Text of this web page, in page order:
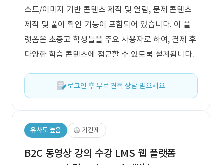
스트/이미지 기반 콘텐츠 제작 및 열람, 문제 콘텐츠
제작 및 풀이 확인 기능이 포함되어 있습니다. 이 플
랫폼은 초중고 학생들을 주요 사용자로 하여, 결제 후
다양한 학습 콘텐츠에 접근할 수 있도록 설계됩니다.
로그인 후 무료 견적 상담 받으세요.
유사도 높음 기간제
B2C 동영상 강의 수강 LMS 웹 플랫폼